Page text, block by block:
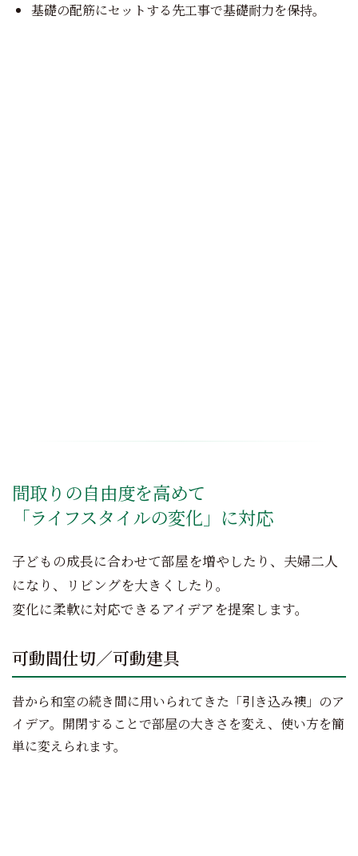
基礎の配筋にセットする先工事で基礎耐力を保持。
間取りの自由度を高めて
「ライフスタイルの変化」に対応
子どもの成長に合わせて部屋を増やしたり、夫婦二人
になり、リビングを大きくしたり。
変化に柔軟に対応できるアイデアを提案します。
可動間仕切／可動建具
昔から和室の続き間に用いられてきた「引き込み襖」のア
イデア。開閉することで部屋の大きさを変え、使い方を簡
単に変えられます。